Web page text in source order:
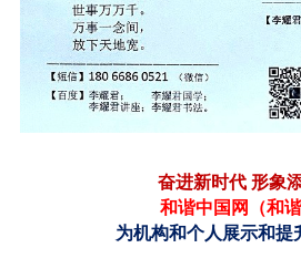
奋进新时代 形象
和谐中国网（和
为机构和个人展示和提